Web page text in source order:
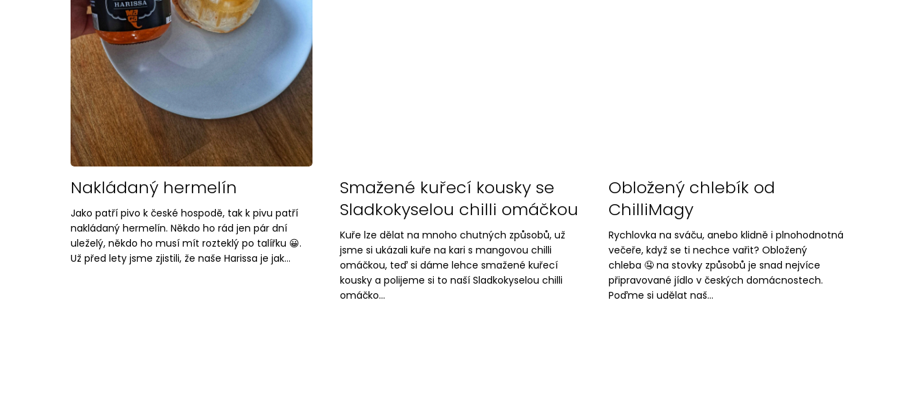
n
k
ů
Nakládaný hermelín
Jako patří pivo k české hospodě, tak k pivu patří
nakládaný hermelín. Někdo ho rád jen pár dní
uleželý, někdo ho musí mít rozteklý po talířku 😀.
Už před lety jsme zjistili, že naše Harissa je jak...
Smažené kuřecí kousky se
Sladkokyselou chilli omáčkou
Kuře lze dělat na mnoho chutných způsobů, už
jsme si ukázali kuře na kari s mangovou chilli
omáčkou, teď si dáme lehce smažené kuřecí
kousky a polijeme si to naší Sladkokyselou chilli
omáčko...
Obložený chlebík od
ChilliMagy
Rychlovka na sváču, anebo klidně i plnohodnotná
večeře, když se ti nechce vařit? Obložený
chleba 🤤 na stovky způsobů je snad nejvíce
připravované jídlo v českých domácnostech.
Poďme si udělat naš...
ŠKVARKY S CHILLI
165 Kč
1 095 Kč
Původně: